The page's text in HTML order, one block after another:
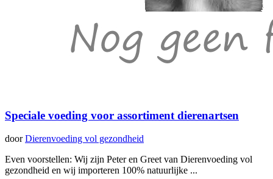
Speciale voeding voor assortiment dierenartsen
doorDierenvoeding vol gezondheid
Even voorstellen: Wij zijn Peter en Greet van Dierenvoeding vol
gezondheid en wij importeren 100% natuurlijke ...